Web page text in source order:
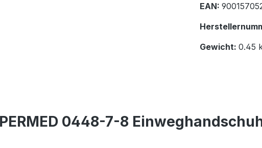
EAN:
Gewicht: 0.45
0448-7-8